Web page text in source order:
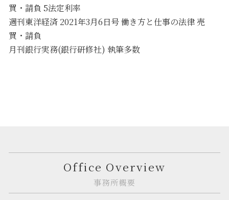
買・請負 5法定利率
週刊東洋経済 2021年3月6日号 働き方と仕事の法律 売
買・請負
月刊銀行実務(銀行研修社) 執筆多数
Office Overview
事務所概要